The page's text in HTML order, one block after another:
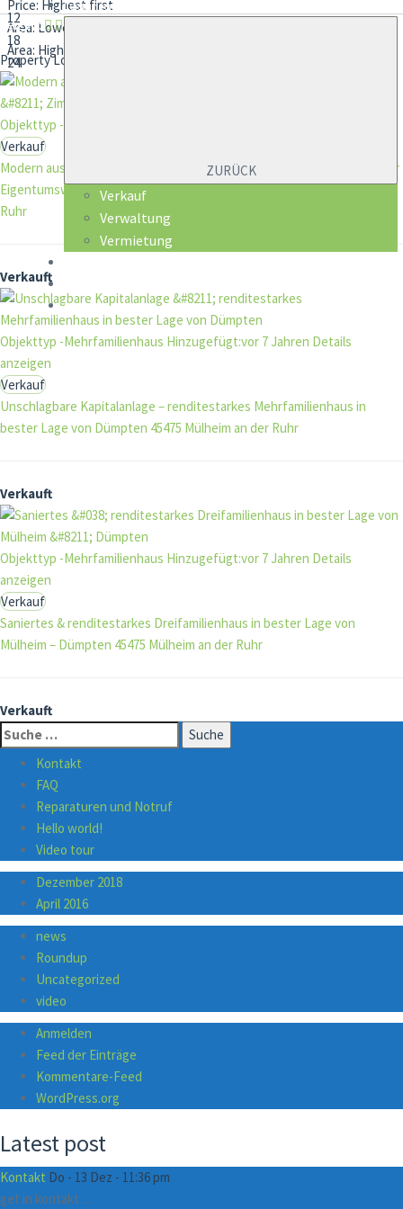
Leistungen
ZURÜCK
Verkauf
Verwaltung
Vermietung
Kontakt
Property Location: 45475 Mülheim an der Ruhr
Objekttyp -Wohnung
Verkauf
Modern ausgestattete und familienfreundlich geschnittene 4 – Zimmer
Eigentumswohnung in bester Lage von Dümpten45475 Mülheim an der
Ruhr
Verkauft
Objekttyp -Mehrfamilienhaus Hinzugefügt:vor 7 Jahren Details
anzeigen
Verkauf
Unschlagbare Kapitalanlage – renditestarkes Mehrfamilienhaus in
bester Lage von Dümpten 45475 Mülheim an der Ruhr
Verkauft
Objekttyp -Mehrfamilienhaus Hinzugefügt:vor 7 Jahren Details
anzeigen
Verkauf
Saniertes & renditestarkes Dreifamilienhaus in bester Lage von
Mülheim – Dümpten 45475 Mülheim an der Ruhr
Verkauft
Suche
nach:
Kontakt
FAQ
Reparaturen und Notruf
Hello world!
Video tour
Dezember 2018
April 2016
news
Roundup
Uncategorized
video
Anmelden
Feed der Einträge
Kommentare-Feed
WordPress.org
Latest post
Kontakt Do - 13 Dez - 11:36 pm
get in kontakt…